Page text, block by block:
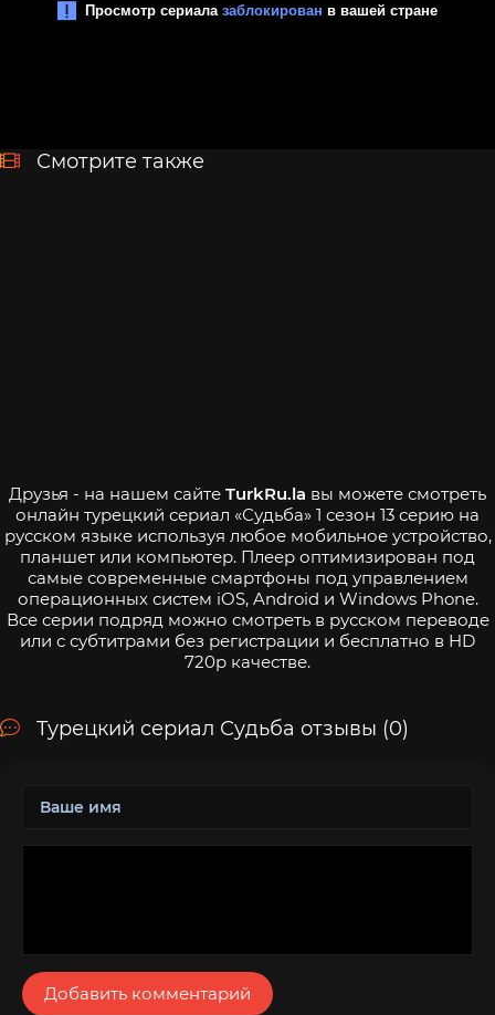
Смотрите также
Друзья - на нашем сайте TurkRu.la вы можете смотреть
онлайн турецкий сериал «Судьба» 1 сезон 13 серию на
русском языке используя любое мобильное устройство,
планшет или компьютер. Плеер оптимизирован под
самые современные смартфоны под управлением
операционных систем iOS, Android и Windows Phone.
Все серии подряд можно смотреть в русском переводе
или с субтитрами без регистрации и бесплатно в HD
720p качестве.
Турецкий сериал Судьба отзывы (0)
Добавить комментарий